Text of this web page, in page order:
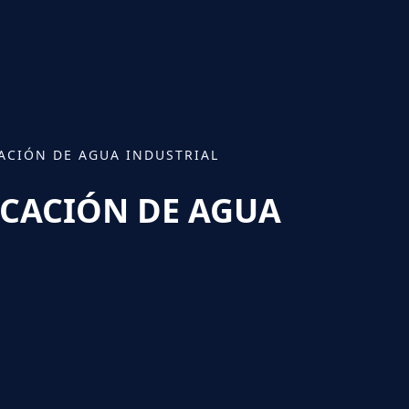
DE AGUA INDUSTRIAL
DE AGUA